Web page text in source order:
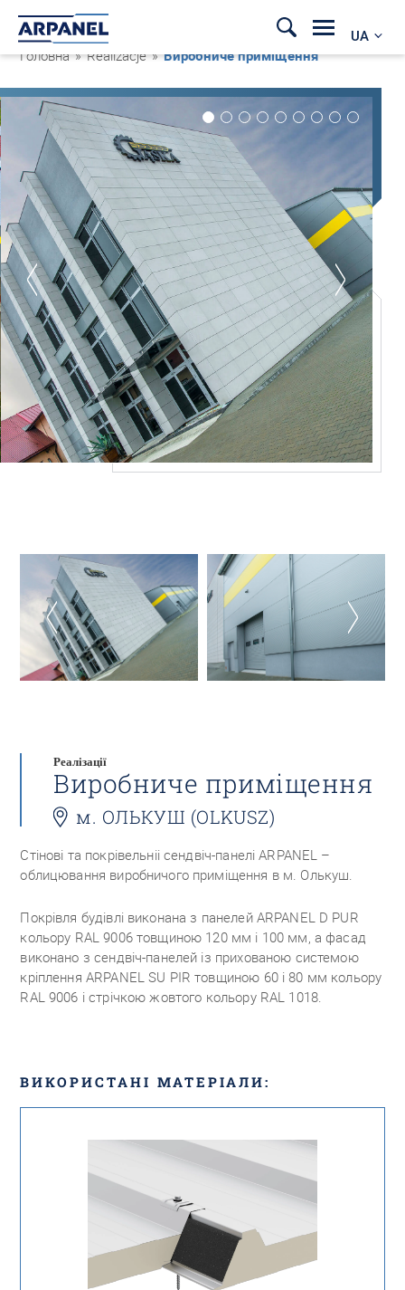
UA
Головна » Realizacje »Виробниче приміщення
Реалізації
Виробниче приміщення
м. ОЛЬКУШ (OLKUSZ)
Стінові та покрівельніі сендвіч-панелі ARPANEL –
облицювання виробничого приміщення в м. Олькуш.
Покрівля будівлі виконана з панелей ARPANEL D PUR
кольору RAL 9006 товщиною 120 мм і 100 мм, а фасад
виконано з сендвіч-панелей із прихованою системою
кріплення ARPANEL SU PIR товщиною 60 і 80 мм кольору
RAL 9006 і стрічкою жовтого кольору RAL 1018.
ВИКОРИСТАНІ МАТЕРІАЛИ: